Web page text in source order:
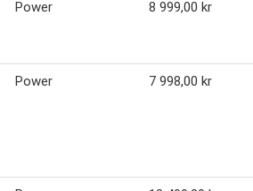
Power 8 999,00 kr
Power 7 998,00 kr